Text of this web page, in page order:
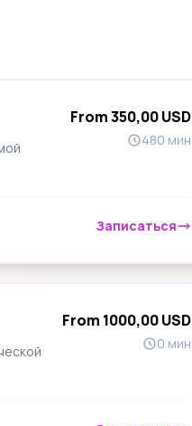
From 350,00 USD
480 мин
Записаться
From 1000,00 USD
0 мин